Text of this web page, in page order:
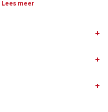
Lees meer